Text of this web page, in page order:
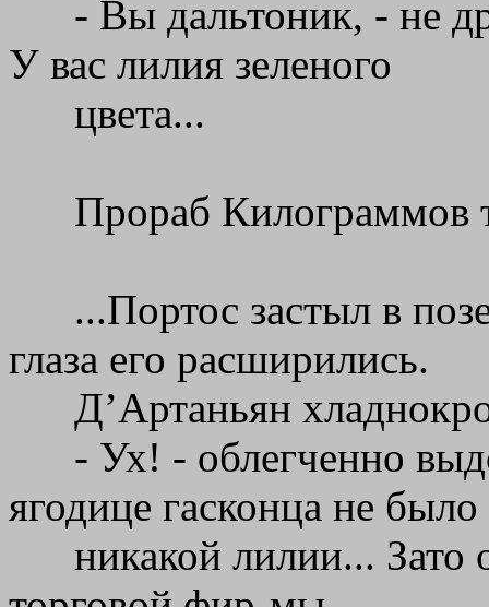
- Вы дальтоник, - не
У вас лилия зеленого
цвета...
Прораб Килограммов
...Портос застыл в
глаза его расширились.
Д’Артаньян
- Ух! - облегченно
ягодице гасконца не было
никакой лилии... Зато